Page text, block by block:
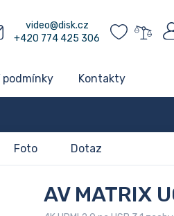
video@disk.cz
+420 774 425 306
podmínky Kontakty
Foto Dotaz
AV MATRIX